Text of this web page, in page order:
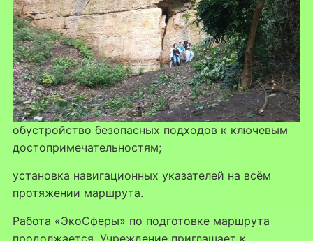
обустройство безопасных подходов к ключевым
достопримечательностям;
установка навигационных указателей на всём
протяжении маршрута.
Работа «ЭкоСферы» по подготовке маршрута